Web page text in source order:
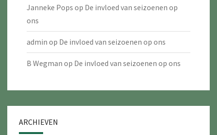
Janneke Pops op De invloed van seizoenen op
ons
admin op De invloed van seizoenen op ons
B Wegman op De invloed van seizoenen op ons
ARCHIEVEN